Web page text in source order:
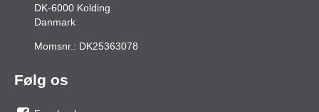
DK-6000 Kolding
Danmark
Momsnr.: DK25363078
Følg os